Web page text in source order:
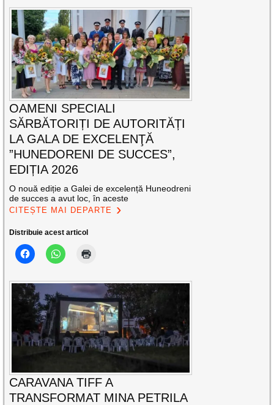
OAMENI SPECIALI
SĂRBĂTORIȚI DE AUTORITĂȚI
LA GALA DE EXCELENŢĂ
”HUNEDORENI DE SUCCES”,
EDIȚIA 2026
O nouă ediție a Galei de excelență Huneodreni
de succes a avut loc, în aceste
CITEȘTE MAI DEPARTE
Distribuie acest articol
CARAVANA TIFF A
TRANSFORMAT MINA PETRILA